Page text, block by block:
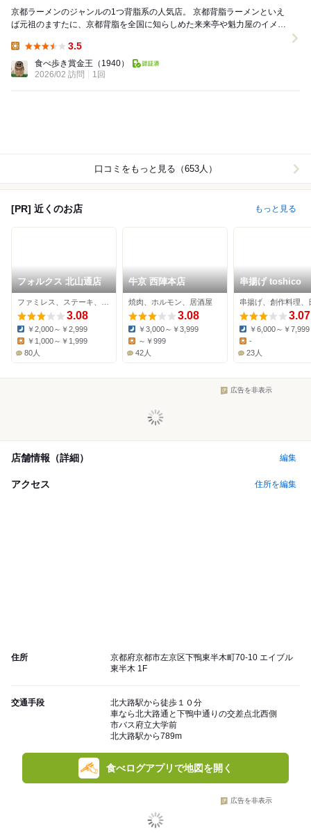
京都ラーメンのジャンルの1つ背脂系の人気店。 京都背脂ラーメンといえ
ば元祖のますたに、京都背脂を全国に知らしめた来来亭や魁力屋のイメー
3.5
食べ歩き賞金王 （1940）
2026/02 訪問
1回
口コミをもっと見る（653人）
[PR] 近くのお店 もっと見る
フォルクス 北山通店
3.08
Dinner:
￥2,000～￥2,999
Lunch:
￥1,000～￥1,999
80人
牛京 西陣本店
焼肉、ホルモン、居酒屋
3.08
Dinner:
￥3,000～￥3,999
Lunch:
～￥999
42人
串揚げ toshico
3.07
Dinner:
￥6,000～￥7,999
Lunch:
-
23人
広告を非表示
店舗情報（詳細） 編集
アクセス 住所を編集
住所
京都府京都市左京区下鴨東半木町70-10 エイブル
東半木 1F
交通手段
北大路駅から徒歩１０分
車なら北大路通と下鴨中通りの交差点北西側
市バス府立大学前
北大路駅から789m
食べログアプリで地図を開く
広告を非表示